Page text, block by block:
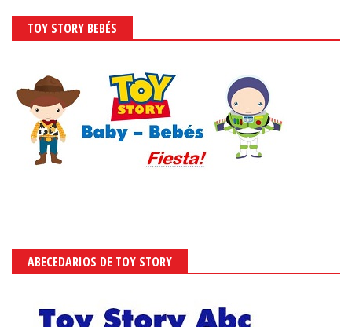
TOY STORY BEBÉS
ABECEDARIOS DE TOY STORY